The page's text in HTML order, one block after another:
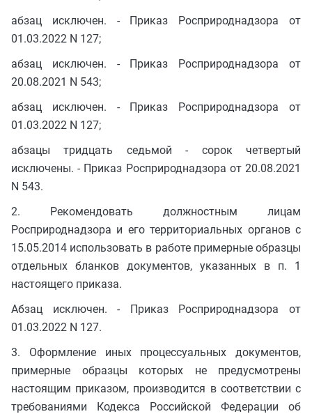
абзац исключен. - Приказ Росприроднадзора от
01.03.2022 N 127;
абзац исключен. - Приказ Росприроднадзора от
20.08.2021 N 543;
абзац исключен. - Приказ Росприроднадзора от
01.03.2022 N 127;
абзацы тридцать седьмой - сорок четвертый
исключены. - Приказ Росприроднадзора от 20.08.2021
N 543.
2. Рекомендовать должностным лицам
Росприроднадзора и его территориальных органов с
15.05.2014 использовать в работе примерные образцы
отдельных бланков документов, указанных в п. 1
настоящего приказа.
Абзац исключен. - Приказ Росприроднадзора от
01.03.2022 N 127.
3. Оформление иных процессуальных документов,
примерные образцы которых не предусмотрены
настоящим приказом, производится в соответствии с
требованиями Кодекса Российской Федерации об